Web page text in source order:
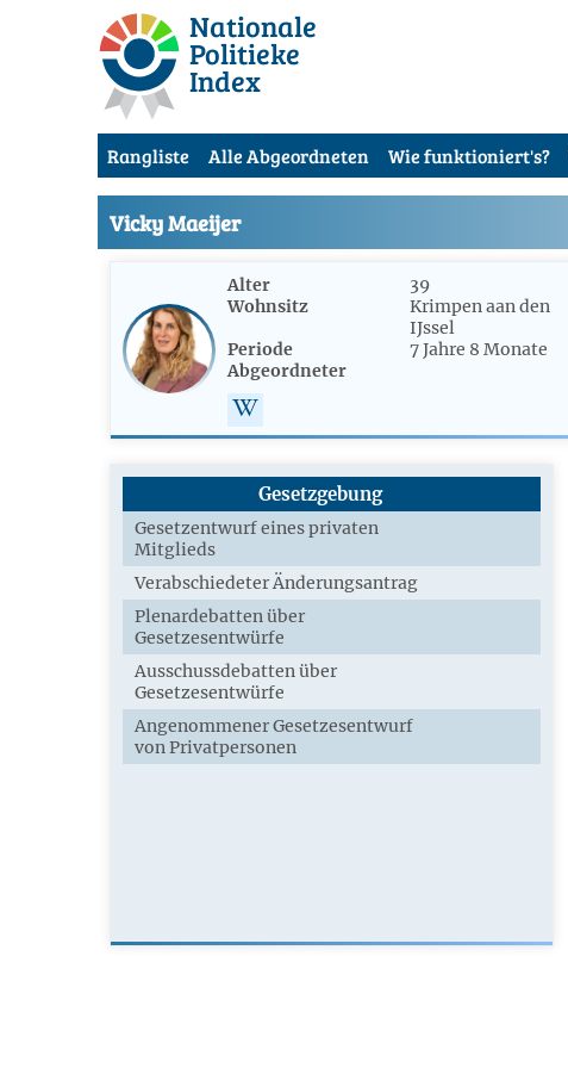
Nationale
Politieke
Index
Rangliste Alle Abgeordneten Wie funktioniert's?
Vicky Maeijer
Alter
39
Wohnsitz
Krimpen aan den
IJssel
Periode
Abgeordneter
7 Jahre 8 Monate
Gesetzgebung
Gesetzentwurf eines privaten
Mitglieds
Verabschiedeter Änderungsantrag
Plenardebatten über
Gesetzesentwürfe
Ausschussdebatten über
Gesetzesentwürfe
Angenommener Gesetzesentwurf
von Privatpersonen